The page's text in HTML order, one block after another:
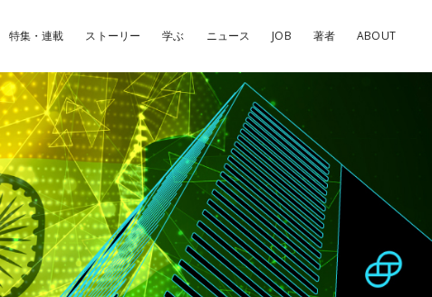
特集・連載 ストーリー 学ぶ ニュース JOB 著者 ABOUT